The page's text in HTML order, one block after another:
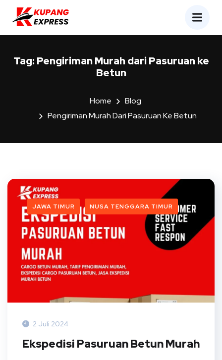
Tag: Pengiriman Murah dari Pasuruan ke
Betun
Home
Blog
Pengiriman Murah Dari Pasuruan Ke Betun
JAWA TIMUR NUSA TENGGARA TIMUR
2 Juli 2024
Ekspedisi Pasuruan Betun Murah